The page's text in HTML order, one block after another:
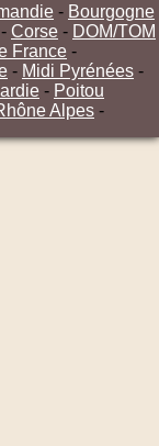
- Bourgogne
- Corse - DOM/TOM
France -
- Midi Pyrénées -
- Poitou
Alpes -